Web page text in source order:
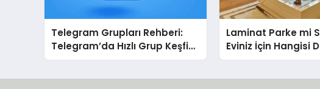
Telegram Grupları Rehberi:
Telegram’da Hızlı Grup Keşfi
İçin Grupbul.com
Laminat Parke mi
Eviniz İçin Hangisi
Seçim?